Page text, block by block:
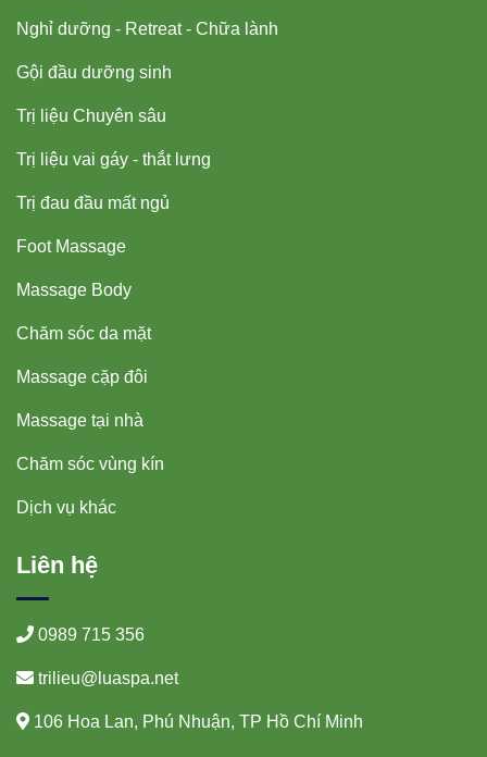
Nghỉ dưỡng - Retreat - Chữa lành
Gội đầu dưỡng sinh
Trị liệu Chuyên sâu
Trị liệu vai gáy - thắt lưng
Trị đau đầu mất ngủ
Foot Massage
Massage Body
Chăm sóc da mặt
Massage cặp đôi
Massage tại nhà
Chăm sóc vùng kín
Dịch vụ khác
Liên hệ
0989 715 356
trilieu@luaspa.net
106 Hoa Lan, Phú Nhuận, TP Hồ Chí Minh